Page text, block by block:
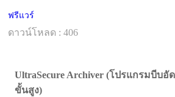
ฟรีแวร์
ดาวน์โหลด : 406
UltraSecure Archiver (โปรแกรมบีบอั
ขั้นสูง)